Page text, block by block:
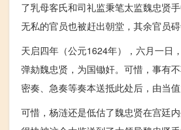
了乳母客氏和司礼监秉笔太监魏忠贤
无私的官员也被赶出朝堂，其余官员
天启四年（公元1624年），六月一日
弹劾魏忠贤，为国锄奸。可惜，事有
密奏、急奏等奏本送抵此处后，由当
可惜，杨涟还是低估了魏忠贤在宫廷